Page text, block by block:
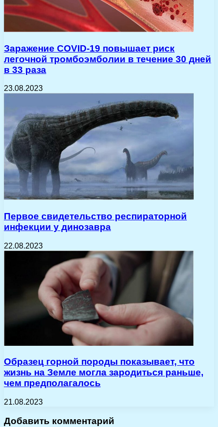
Заражение COVID-19 повышает риск
легочной тромбоэмболии в течение 30 дней
в 33 раза
23.08.2023
Первое свидетельство респираторной
инфекции у динозавра
22.08.2023
Образец горной породы показывает, что
жизнь на Земле могла зародиться раньше,
чем предполагалось
21.08.2023
Добавить комментарий